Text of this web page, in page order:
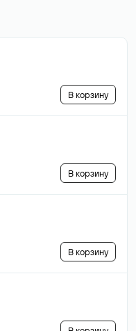
В корзину
В корзину
В корзину